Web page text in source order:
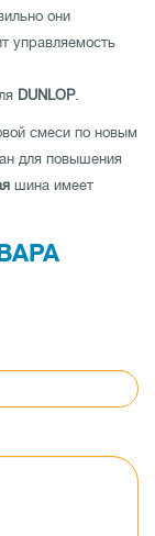
они
управляемость
DUNLOP.
смеси по новым
для повышения
шина имеет
как отличную
показатели
50 ZR20 113W